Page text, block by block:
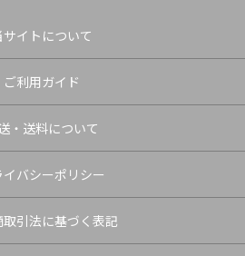
サイトについて
ご利用ガイド
・送料について
イバシーポリシー
引法に基づく表記